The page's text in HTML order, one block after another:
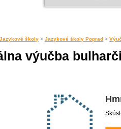
Jazykové školy > Jazykové školy Poprad >
výučba